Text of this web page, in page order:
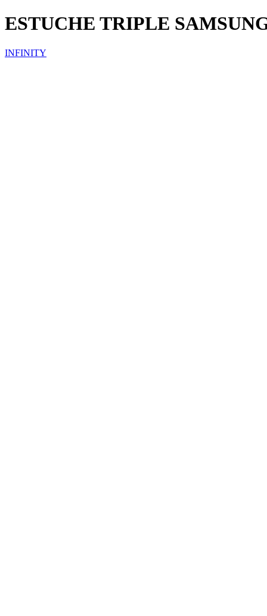
ESTUCHE TRIPLE
INFINITY